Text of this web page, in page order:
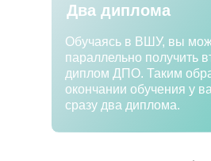
Два диплома
Обучаясь в ВШУ, вы
параллельно получить
диплом ДПО. Таким
окончании обучения у
сразу два диплома.